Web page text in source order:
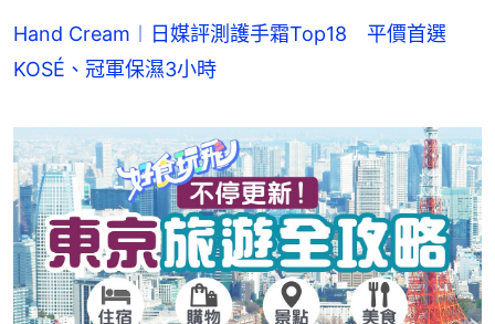
Hand Cream︱日媒評測護手霜Top18 平價首選
KOSÉ、冠軍保濕3小時